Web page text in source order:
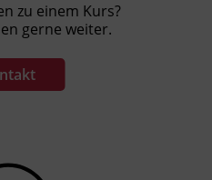
zu einem Kurs?
gerne weiter.